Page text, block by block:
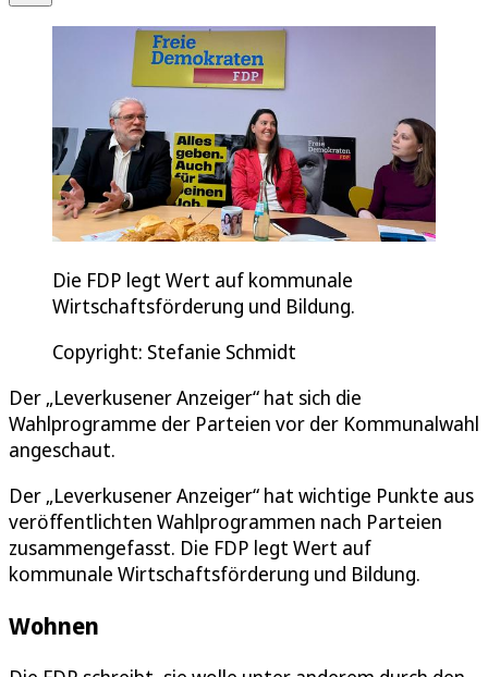
Die FDP legt Wert auf kommunale
Wirtschaftsförderung und Bildung.
Copyright: Stefanie Schmidt
Der „Leverkusener Anzeiger“ hat sich die
Wahlprogramme der Parteien vor der Kommunalwahl
angeschaut.
Der „Leverkusener Anzeiger“ hat wichtige Punkte aus
veröffentlichten Wahlprogrammen nach Parteien
zusammengefasst. Die FDP legt Wert auf
kommunale Wirtschaftsförderung und Bildung.
Wohnen